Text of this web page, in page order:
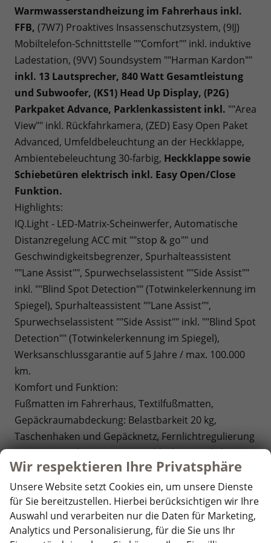
Warmwasserstandheizung im Fahrerhaus inkl.
FFB, (7W7) Proaktives Insassenschutzsystem, (9IJ)
Mobiltelefon-Schnittstelle ""Comfort"" inkl. induktive
Ladestation, (9VV) Soundsystem ""Harman Kardon""
inkl. 13 Lautsprecher, 840 Watt Gesamtleistung
und Subwoofer, (KS1) Head Up Display, (P2G)
Parkpaket Advance, Parklenkassistent inkl. ""Area
View"" inkl. Rückfahrkamera, (ZED) Easy Open Paket
Advanced, Umfeldbeleuchtung an der Heckklappe,
Ambientebeleuchtung 30-farbig, Heckklappe sowie
Schiebetüren elektrisch inkl. Easy Open/Close
Funktion.
Highlights:
IQ.Light - LED-Matrix-Scheinwerfer, Automatische
Distanzregelung ACC mit ""stop & go"" und
Geschwindigkeitsbegrenzer, Spurhalteassistent
""Lane Assist"", Spurwechselassistent ""Side Assist""
inkl. ""Blind Spot Detection"" (Totwinkelerkennung im
Spiegel), Spurhalteassistent ""Lane Assist"",
Spurwechselassistent ""Side Assist"" inkl. ""Blind Spot
Detection"" (Totwinkelerkennung im Spiegel),
Werksanschlussgarantie auf 5 Jahre / max. 100.000
km.
Komfort und Funktion:
Fußmatten im Fahrerhaus, Textilfußmatten,
Gepäckraumabdeckung: Belastbarkeit 20 kg,
Taschenhaken und Gepäcknetz, Fernlichtregulierung
""Dynamic Light Assistent"", Schlechtwetterlicht, LED-
Rückleuchten abgedunkelt, 2 Funkklappschlüssel,
Schubladen Fahrgastraum unter den Sitzen, 2
Abfallbehälter, Innenspiegel automatisch
abblendbar,SitzFahrer/Beifahrer mit
Höhenverstellung und Armlehnen beidseitig,
Wir respektieren Ihre Privatsphäre
Unsere Website setzt Cookies ein, um unsere Dienste
für Sie bereitzustellen. Hierbei berücksichtigen wir Ihre
Auswahl und verarbeiten nur die Daten für Marketing,
Analytics und Personalisierung, für die Sie uns Ihr